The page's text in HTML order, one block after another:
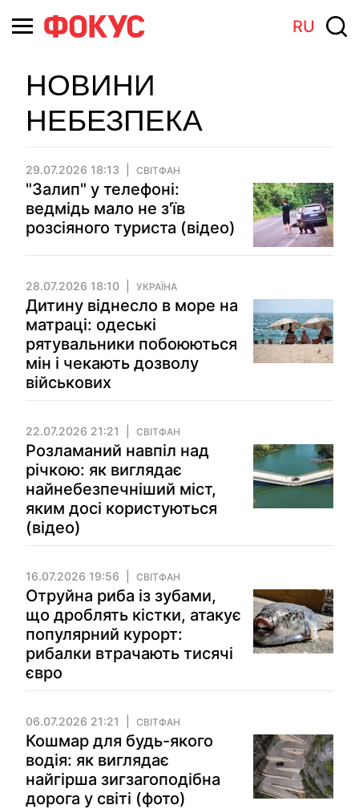
RU
НОВИНИ
НЕБЕЗПЕКА
29.07.2026 18:13 СВІТФАН
"Залип" у телефоні:
ведмідь мало не з'їв
розсіяного туриста (відео)
28.07.2026 18:10 УКРАЇНА
Дитину віднесло в море на
матраці: одеські
рятувальники побоюються
мін і чекають дозволу
військових
22.07.2026 21:21 СВІТФАН
Розламаний навпіл над
річкою: як виглядає
найнебезпечніший міст,
яким досі користуються
(відео)
16.07.2026 19:56 СВІТФАН
Отруйна риба із зубами,
що дроблять кістки, атакує
популярний курорт:
рибалки втрачають тисячі
євро
06.07.2026 21:21 СВІТФАН
Кошмар для будь-якого
водія: як виглядає
найгірша зигзагоподібна
дорога у світі (фото)